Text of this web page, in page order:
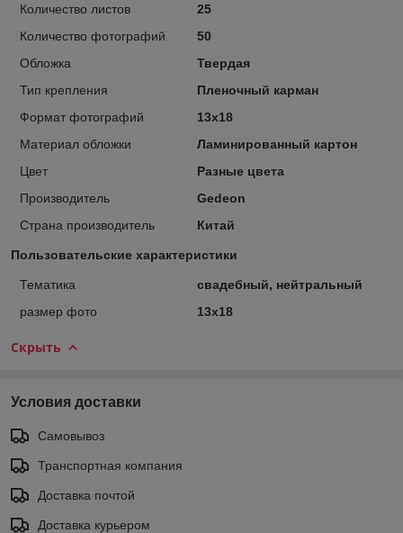
Количество листов
25
Количество фотографий
50
Обложка
Твердая
Тип крепления
Пленочный карман
Формат фотографий
13х18
Материал обложки
Ламинированный картон
Цвет
Разные цвета
Производитель
Gedeon
Страна производитель
Китай
Пользовательские характеристики
Тематика
свадебный, нейтральный
размер фото
13х18
Скрыть
Условия доставки
Самовывоз
Транспортная компания
Доставка почтой
Доставка курьером